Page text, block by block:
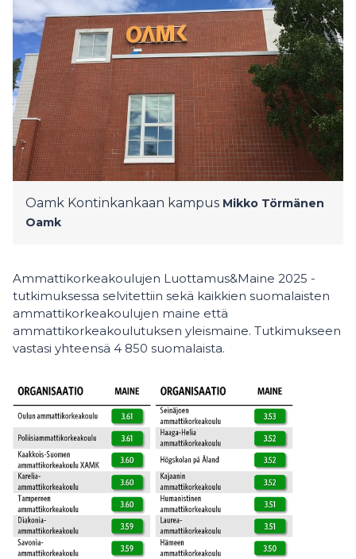
Oamk Kontinkankaan kampus Mikko Törmänen
Oamk
Ammattikorkeakoulujen Luottamus&Maine 2025 -
tutkimuksessa selvitettiin sekä kaikkien suomalaisten
ammattikorkeakoulujen maine että
ammattikorkeakoulutuksen yleismaine. Tutkimukseen
vastasi yhteensä 4 850 suomalaista.